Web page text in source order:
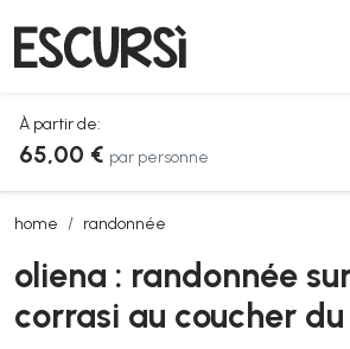
À partir de:
65,00 € par personne
home randonnée
oliena : randonnée sur le monte corrasi au
oliena : randonnée
corrasi au coucher du